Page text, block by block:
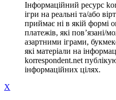
Інформаційний ресурс
ігри на реальні та/або
приймає ні в якій формі
платежів, які пов’язані/
азартними іграми,
які матеріали на
korrespondent.net
інформаційних цілях.
X